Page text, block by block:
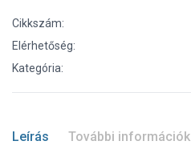
Cikkszám:
Elérhetőség:
Kategória:
Leírás További információk